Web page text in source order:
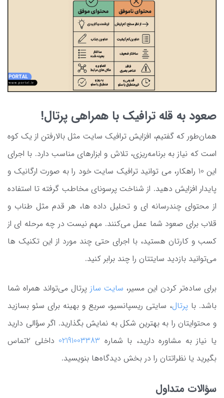
صعود به قله ترافیک با همراهی پرتال!
همان‌طور که گفتیم، افزایش ترافیک سایت مثل بالارفتن از یک کوه
است که نیاز به برنامه‌ریزی، تلاش و ابزارهای مناسب دارد. با اجرای
این 10 راهکار، می‌ توانید ترافیک سایت خود را به ‌صورت ارگانیک و
پایدار افزایش دهید. از شناخت پرسونای مخاطب گرفته تا استفاده
از محتوای چندرسانه ‌ای و تحلیل داده ‌ها، هر قدم مثل طناب و
قلاب برای صعود شما عمل می‌کنند. مهم نیست در چه مرحله ‌ای از
کسب ‌و کارتان هستید، با اجرای حتی چند مورد از این تکنیک ‌ها
می‌توانید بازدید سایتتان را چند برابر کنید.
برای ساده‌تر کردن این مسیر، سایت ساز پرتال می‌تواند همراه شما
باشد. با پرتال، سایتی ریسپانسیو، سریع و بهینه برای سئو بسازید
و محتوایتان را به بهترین شکل به نمایش بگذارید. اگر سؤالی دارید
یا نیاز به مشاوره دارید، با شماره 02191003383
داخلی 2تماس
بگیرید یا نظراتتان را در بخش دیدگاه‌‌‎ها بنویسید.
سؤالات متداول